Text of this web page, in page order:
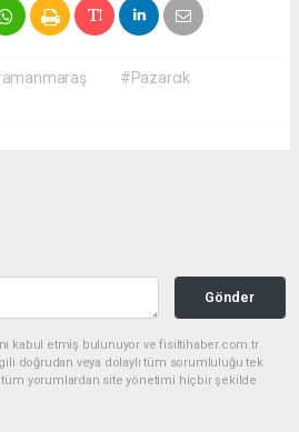
#Pazarcık
Gönder
kabul etmiş bulunuyor ve fisiltihaber.com.tr
doğrudan veya dolaylı tüm sorumluluğu tek
tüm yorumlardan site yönetimi hiçbir şekilde